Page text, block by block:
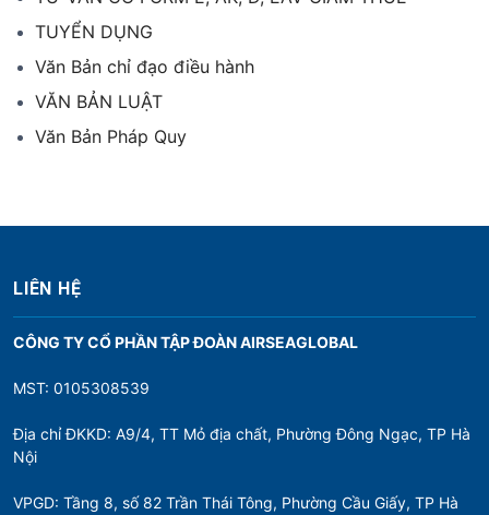
TUYỂN DỤNG
Văn Bản chỉ đạo điều hành
VĂN BẢN LUẬT
Văn Bản Pháp Quy
LIÊN HỆ
CÔNG TY CỔ PHẦN TẬP ĐOÀN AIRSEAGLOBAL
MST: 0105308539
Địa chỉ ĐKKD: A9/4, TT Mỏ địa chất, Phường Đông Ngạc, TP Hà
Nội
VPGD: Tầng 8, số 82 Trần Thái Tông, Phường Cầu Giấy, TP Hà